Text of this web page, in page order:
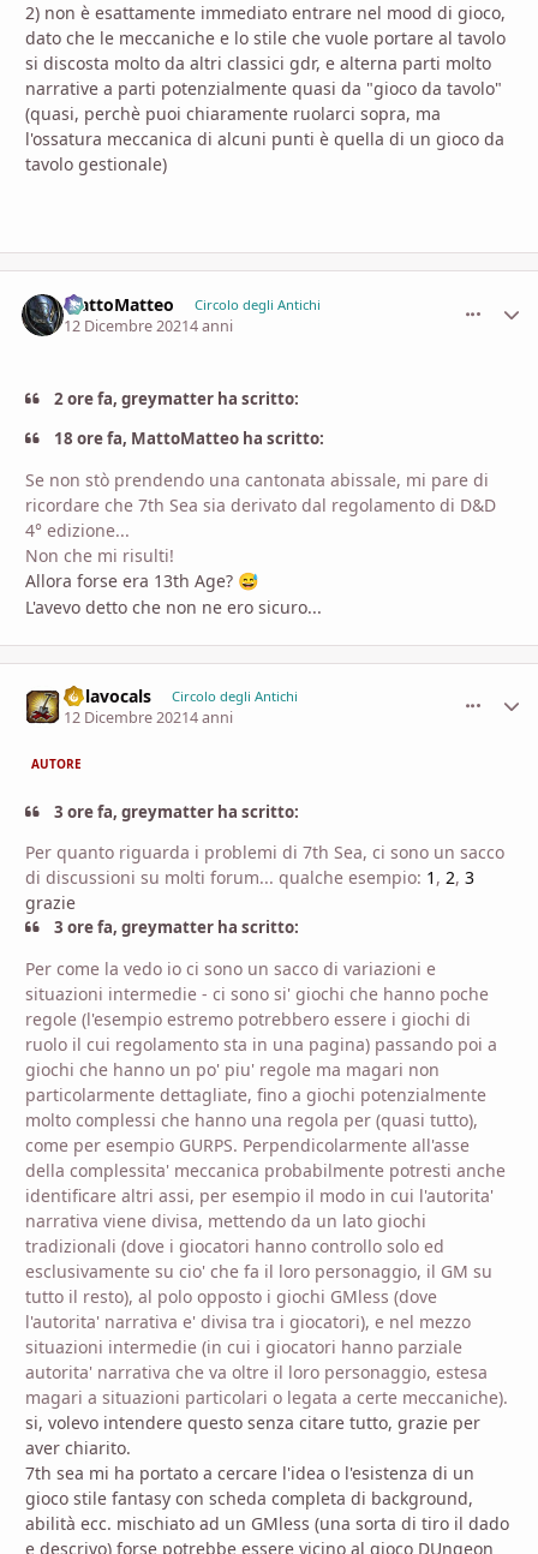
2) non è esattamente immediato entrare nel mood di gioco,
dato che le meccaniche e lo stile che vuole portare al tavolo
si discosta molto da altri classici gdr, e alterna parti molto
narrative a parti potenzialmente quasi da "gioco da tavolo"
(quasi, perchè puoi chiaramente ruolarci sopra, ma
l'ossatura meccanica di alcuni punti è quella di un gioco da
tavolo gestionale)
MattoMatteo Circolo degli Antichi
12 Dicembre 20214 anni
2 ore fa, greymatter ha scritto:
18 ore fa, MattoMatteo ha scritto:
Se non stò prendendo una cantonata abissale, mi pare di
ricordare che 7th Sea sia derivato dal regolamento di D&D
4° edizione...
Non che mi risulti!
Allora forse era 13th Age? 😅
L'avevo detto che non ne ero sicuro...
nolavocals Circolo degli Antichi
12 Dicembre 20214 anni
AUTORE
3 ore fa, greymatter ha scritto:
Per quanto riguarda i problemi di 7th Sea, ci sono un sacco
di discussioni su molti forum... qualche esempio: 1 , 2, 3
grazie
3 ore fa, greymatter ha scritto:
Per come la vedo io ci sono un sacco di variazioni e
situazioni intermedie - ci sono si' giochi che hanno poche
regole (l'esempio estremo potrebbero essere i giochi di
ruolo il cui regolamento sta in una pagina) passando poi a
giochi che hanno un po' piu' regole ma magari non
particolarmente dettagliate, fino a giochi potenzialmente
molto complessi che hanno una regola per (quasi tutto),
come per esempio GURPS. Perpendicolarmente all'asse
della complessita' meccanica probabilmente potresti anche
identificare altri assi, per esempio il modo in cui l'autorita'
narrativa viene divisa, mettendo da un lato giochi
tradizionali (dove i giocatori hanno controllo solo ed
esclusivamente su cio' che fa il loro personaggio, il GM su
tutto il resto), al polo opposto i giochi GMless (dove
l'autorita' narrativa e' divisa tra i giocatori), e nel mezzo
situazioni intermedie (in cui i giocatori hanno parziale
autorita' narrativa che va oltre il loro personaggio, estesa
magari a situazioni particolari o legata a certe meccaniche).
si, volevo intendere questo senza citare tutto, grazie per
aver chiarito.
7th sea mi ha portato a cercare l'idea o l'esistenza di un
gioco stile fantasy con scheda completa di background,
abilità ecc. mischiato ad un GMless (una sorta di tiro il dado
e descrivo) forse potrebbe essere vicino al gioco DUngeon